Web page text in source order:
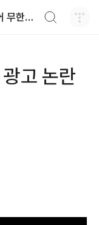
aaidee, 아이디의 아이디어 무한도전
고 논란